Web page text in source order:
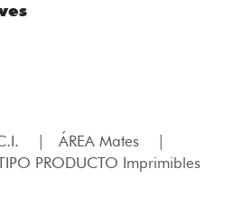
ÁREA Mates
PRODUCTO Imprimibles